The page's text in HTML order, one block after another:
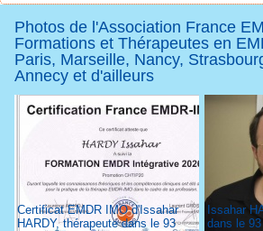
Photos de l'Association France
Formations et Thérapeutes en
Paris, Marseille, Nancy,
Annecy et d'ailleurs
Certificat EMDR IMO d'Issahar
HARDY, thérapeute dans le 93
Issahar
dans le 93